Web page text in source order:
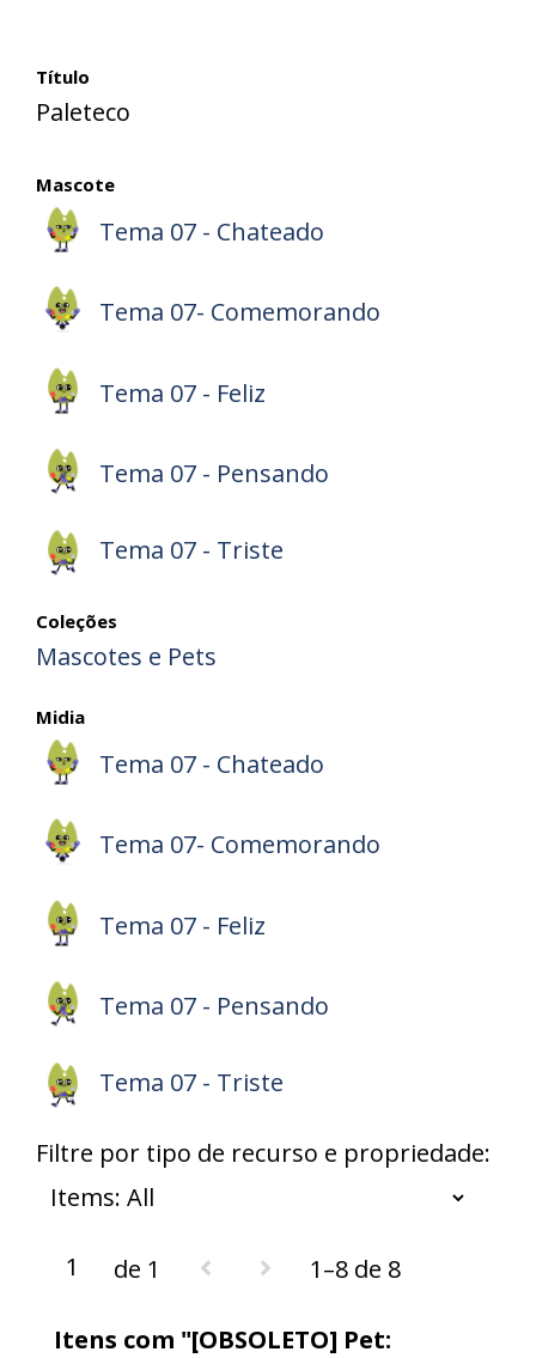
Título
Paleteco
Mascote
Tema 07 - Chateado
Tema 07- Comemorando
Tema 07 - Feliz
Tema 07 - Pensando
Tema 07 - Triste
Coleções
Mascotes e Pets
Midia
Tema 07 - Chateado
Tema 07- Comemorando
Tema 07 - Feliz
Tema 07 - Pensando
Tema 07 - Triste
Filtre por tipo de recurso e propriedade:
de 1 1–8 de 8
Itens com "[OBSOLETO] Pet: